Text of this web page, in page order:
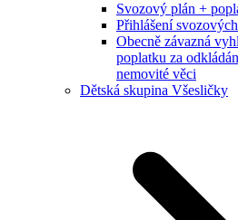
Svozový plán +
Přihlášení
Obecně závazná
poplatku za
nemovité věci
Dětská skupina Všesličky